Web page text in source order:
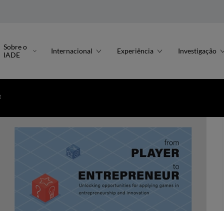
Sobre o
IADE
Internacional Experiência Investigação